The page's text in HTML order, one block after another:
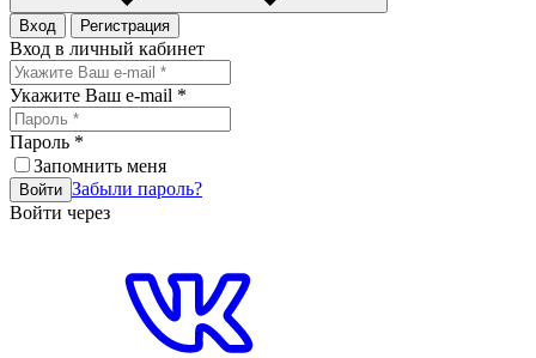
Вход Регистрация
Вход в личный кабинет
Укажите Ваш e-mail *
Пароль *
Запомнить меня
Войти Забыли пароль?
Войти через